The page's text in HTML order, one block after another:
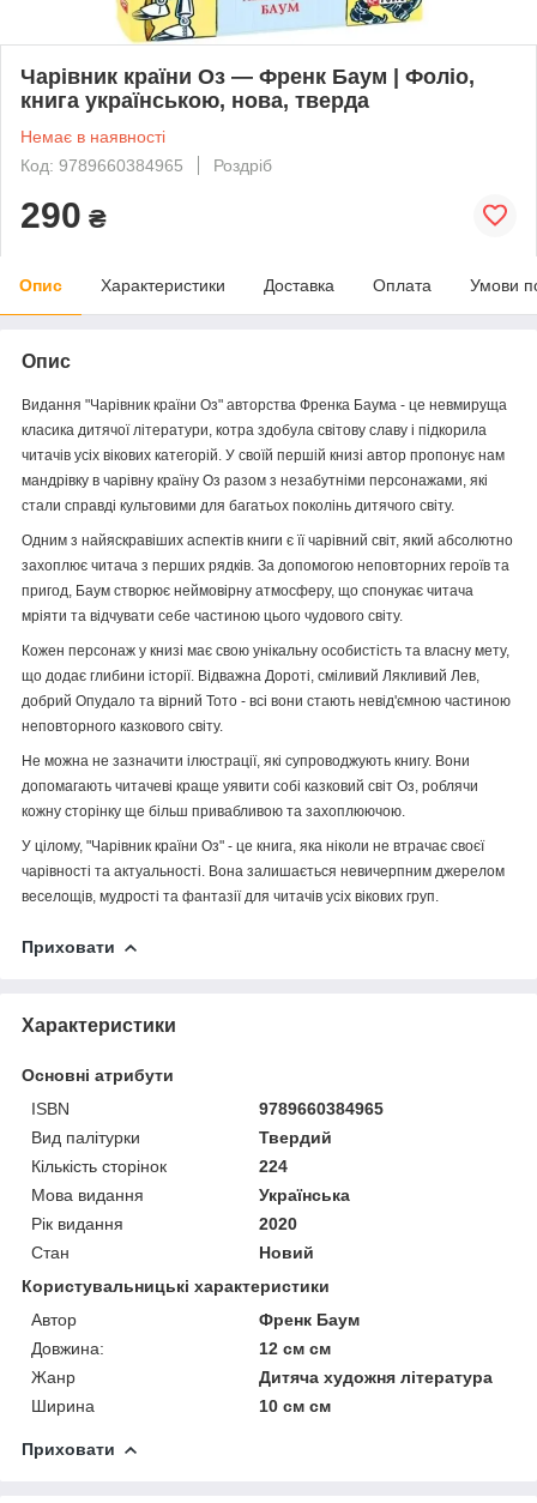
Чарівник країни Оз — Френк Баум | Фоліо,
книга українською, нова, тверда
Немає в наявності
Код: 9789660384965
Роздріб
290 ₴
Опис Характеристики Доставка Оплата Умови
Опис
Видання "Чарівник країни Оз" авторства Френка Баума - це невмируща
класика дитячої літератури, котра здобула світову славу і підкорила
читачів усіх вікових категорій. У своїй першій книзі автор пропонує нам
мандрівку в чарівну країну Оз разом з незабутніми персонажами, які
стали справді культовими для багатьох поколінь дитячого світу.
Одним з найяскравіших аспектів книги є її чарівний світ, який абсолютно
захоплює читача з перших рядків. За допомогою неповторних героїв та
пригод, Баум створює неймовірну атмосферу, що спонукає читача
мріяти та відчувати себе частиною цього чудового світу.
Кожен персонаж у книзі має свою унікальну особистість та власну мету,
що додає глибини історії. Відважна Дороті, сміливий Лякливий Лев,
добрий Опудало та вірний Тото - всі вони стають невід'ємною частиною
неповторного казкового світу.
Не можна не зазначити ілюстрації, які супроводжують книгу. Вони
допомагають читачеві краще уявити собі казковий світ Оз, роблячи
кожну сторінку ще більш привабливою та захоплюючою.
У цілому, "Чарівник країни Оз" - це книга, яка ніколи не втрачає своєї
чарівності та актуальності. Вона залишається невичерпним джерелом
веселощів, мудрості та фантазії для читачів усіх вікових груп.
Приховати
Характеристики
Основні атрибути
ISBN
9789660384965
Вид палітурки
Твердий
Кількість сторінок
224
Мова видання
Українська
Рік видання
2020
Стан
Новий
Користувальницькі характеристики
Автор
Френк Баум
Довжина:
12 см см
Жанр
Дитяча художня література
Ширина
10 см см
Приховати